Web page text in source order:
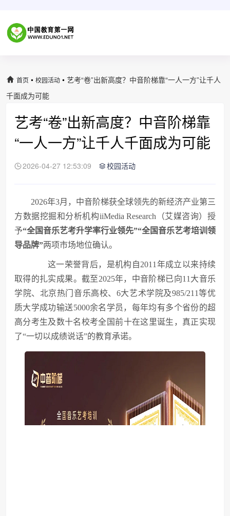
首页 • 校园活动 • 艺考“卷”出新高度？中音阶梯靠“一人一方”让千人
千面成为可能
艺考“卷”出新高度？中音阶梯靠
“一人一方”让千人千面成为可能
2026-04-27 12:53:09 校园活动
2026年3月，中音阶梯获全球领先的新经济产业第三
方数据挖掘和分析机构iiMedia Research（艾媒咨询）授
予“全国音乐艺考升学率行业领先”“全国音乐艺考培训领
导品牌”两项市场地位确认。
这一荣誉背后，是机构自2011年成立以来持续
取得的扎实成果。截至2025年，中音阶梯已向11大音乐
学院、北京热门音乐高校、6大艺术学院及985/211等优
质大学成功输送5000余名学员，每年均有多个省份的超
高分考生及数十名校考全国前十在这里诞生，真正实现
了“一切以成绩说话”的教育承诺。